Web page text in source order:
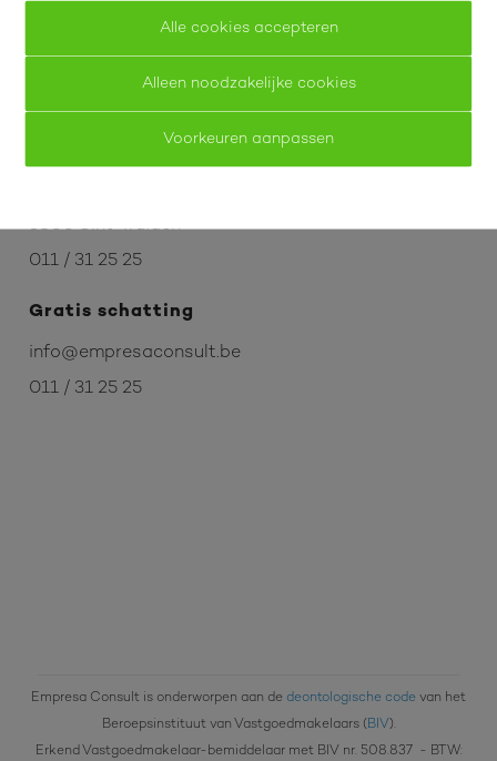
Alle cookies accepteren
Alleen noodzakelijke cookies
Voorkeuren aanpassen
3800 Sint-Truiden
011 / 31 25 25
Gratis schatting
info@empresaconsult.be
011 / 31 25 25
Empresa Consult is onderworpen aan de deontologische code van het
Beroepsinstituut van Vastgoedmakelaars (BIV).
Erkend Vastgoedmakelaar-bemiddelaar met BIV nr. 508.837
- BTW: